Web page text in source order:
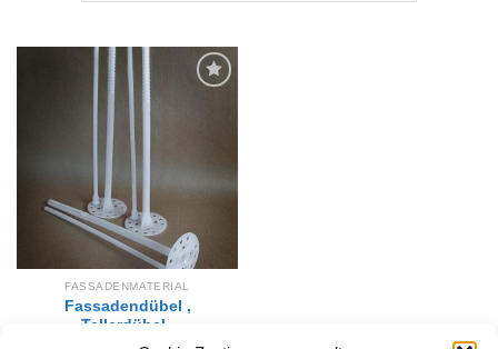
FASSADENMATERIAL
Fassadendübel ,
Tellerdübel ,
Dämmstoffdübel 240 mm,